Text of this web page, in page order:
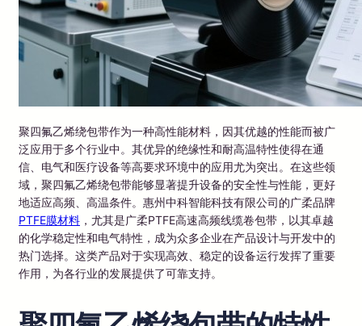
聚四氟乙烯绕包带作为一种高性能材料，因其优越的性能而被广
泛应用于多个行业中。其优异的绝缘性和耐高温特性使得在通
信、电气和医疗设备等高要求环境中的应用尤为突出。在这些领
域，聚四氟乙烯绕包带能够显著提升设备的安全性与性能，更好
地适应高频、高温条件。惠州中科智能科技有限公司的广柔品牌
PTFE膜材料 ，尤其是广柔PTFE高速高频线缆卷包带，以其卓越
的化学稳定性和电气特性，成为众多企业在产品设计与开发中的
热门选择。这类产品对于实现高效、稳定的设备运行发挥了重要
作用，为各行业的发展提供了可靠支持。